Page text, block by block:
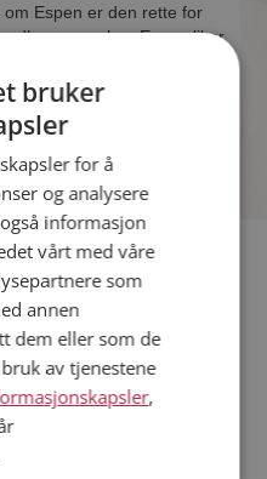
om Espen er den rette for
og se hva Espen liker
som deg selv?
: Ove Marius
bruker
for å
og analysere
informasjon
vårt med våre
som
annen
dem eller som de
av tjenestene
,